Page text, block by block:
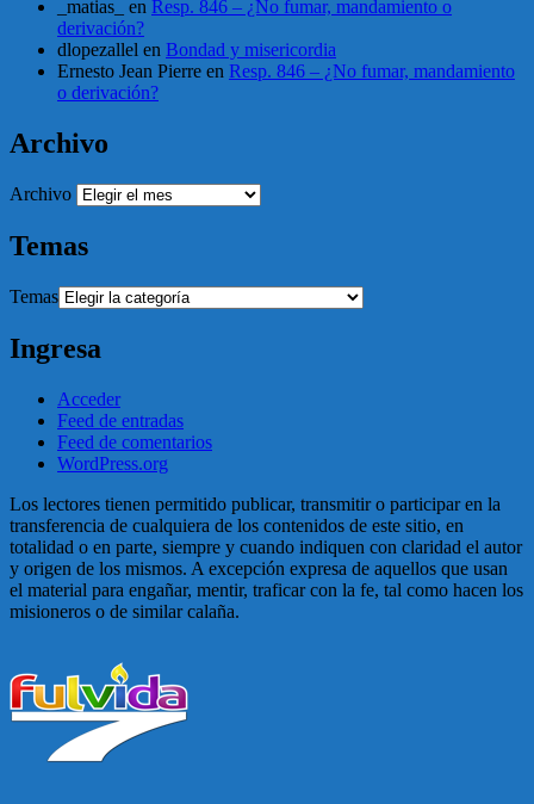
_matias_ en Resp. 846 – ¿No fumar, mandamiento o
derivación?
dlopezallel en Bondad y misericordia
Ernesto Jean Pierre en Resp. 846 – ¿No fumar, mandamiento
o derivación?
Archivo
Archivo
Temas
Temas
Ingresa
Acceder
Feed de entradas
Feed de comentarios
WordPress.org
Los lectores tienen permitido publicar, transmitir o participar en la
transferencia de cualquiera de los contenidos de este sitio, en
totalidad o en parte, siempre y cuando indiquen con claridad el autor
y origen de los mismos. A excepción expresa de aquellos que usan
el material para engañar, mentir, traficar con la fe, tal como hacen los
misioneros o de similar calaña.